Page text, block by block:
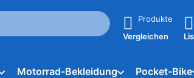
automatisch erste Ergebnisse.
Produkte
Vergleichen
Motorrad-Bekleidung Pocket-Bike